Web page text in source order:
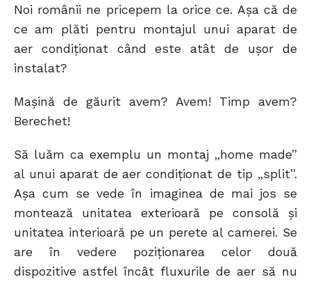
Noi românii ne pricepem la orice ce. Aşa că de
ce am plăti pentru montajul unui aparat de
aer condiţionat când este atât de uşor de
instalat?
Maşină de găurit avem? Avem! Timp avem?
Berechet!
Să luăm ca exemplu un montaj „home made”
al unui aparat de aer condiţionat de tip „split”.
Aşa cum se vede în imaginea de mai jos se
montează unitatea exterioară pe consolă şi
unitatea interioară pe un perete al camerei. Se
are în vedere poziţionarea celor două
dispozitive astfel încât fluxurile de aer să nu